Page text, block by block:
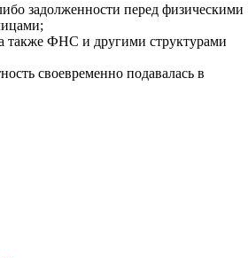
задолженности перед физическими
ФНС и другими структурами
своевременно подавалась в